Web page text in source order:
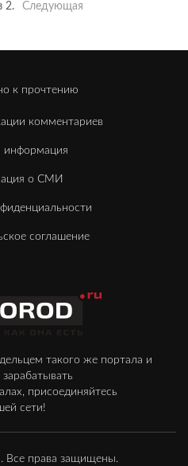
2. Следующая
к прочтению
комментариев
информация
о СМИ
соглашение
такого же портала и
зарабатывать
присоединяйтесь
сети!
Все права защищены.